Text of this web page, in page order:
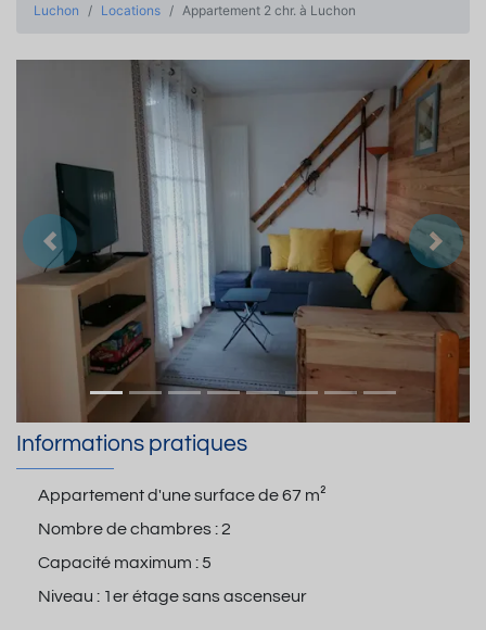
Luchon Locations Appartement 2 chr. à Luchon
Précedent
Informations pratiques
Appartement d'une surface de67 m²
Nombre de chambres :2
Capacité maximum :5
Niveau : 1er étage sans ascenseur